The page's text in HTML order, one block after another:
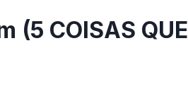
(5 COISAS QUE